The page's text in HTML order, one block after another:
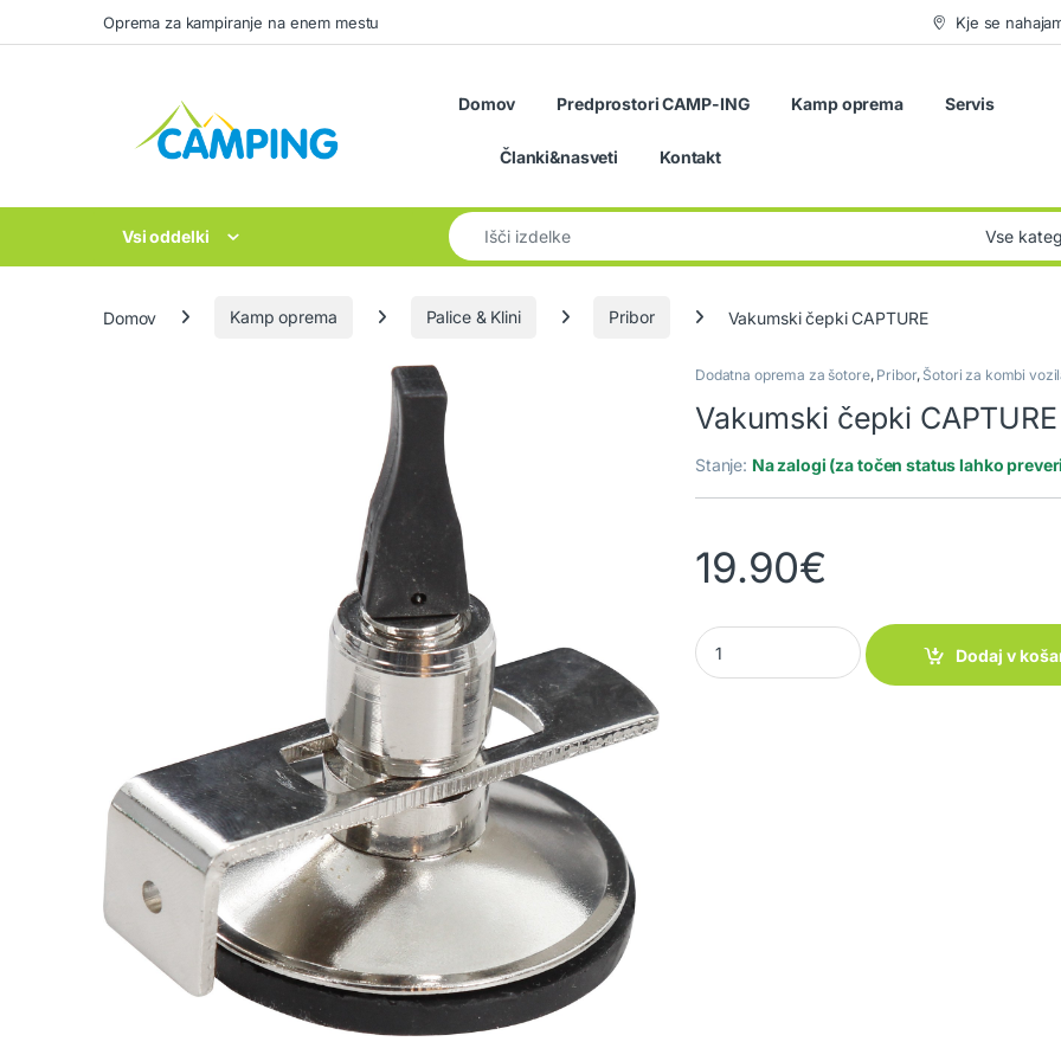
Skip to navigation
Skip to contentOprema za kampiranje na enem mestu Kje se
Domov Predprostori CAMP-ING Kamp oprema Servis
Članki&nasveti Kontakt
Vsi oddelki
Search for:
Domov Kamp oprema Palice & Klini Pribor Vakumski čepki CAPTURE
Dodatna oprema za šotore, Pribor, Šotori za kombi
Vakumski čepki CAPTURE
Stanje: Na zalogi (za točen status lahko
19.90€
Vakumski čepki CAPTURE quantity
Dodaj v